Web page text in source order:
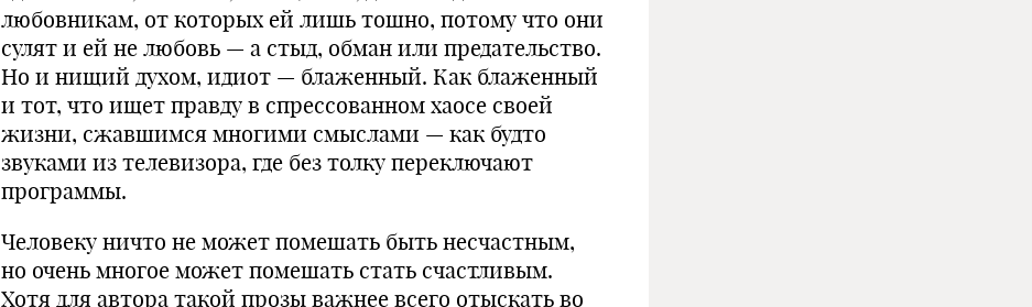
любовникам, от которых ей лишь тошно, потому что они
сулят и ей не любовь — а стыд, обман или предательство.
Но и нищий духом, идиот — блаженный. Как блаженный
и тот, что ищет правду в спрессованном хаосе своей
жизни, сжавшимся многими смыслами — как будто
звуками из телевизора, где без толку переключают
программы.
Человеку ничто не может помешать быть несчастным,
но очень многое может помешать стать счастливым.
Хотя для автора такой прозы важнее всего отыскать во